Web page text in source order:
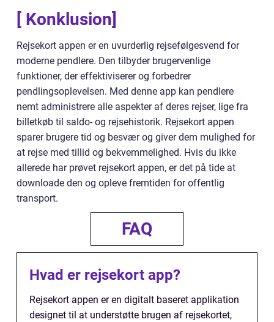
[ Konklusion]
Rejsekort appen er en uvurderlig rejsefølgesvend for
moderne pendlere. Den tilbyder brugervenlige
funktioner, der effektiviserer og forbedrer
pendlingsoplevelsen. Med denne app kan pendlere
nemt administrere alle aspekter af deres rejser, lige fra
billetkøb til saldo- og rejsehistorik. Rejsekort appen
sparer brugere tid og besvær og giver dem mulighed for
at rejse med tillid og bekvemmelighed. Hvis du ikke
allerede har prøvet rejsekort appen, er det på tide at
downloade den og opleve fremtiden for offentlig
transport.
FAQ
Hvad er rejsekort app?
Rejsekort appen er en digitalt baseret applikation
designet til at understøtte brugen af rejsekortet,